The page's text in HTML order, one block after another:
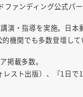
ァンディング公式パ
演・指導を実施。日
機関でも多数登壇して
掲載多数。
スト出版）、『1日